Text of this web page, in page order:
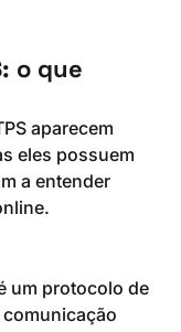
o que
aparecem
eles possuem
a entender
um protocolo de